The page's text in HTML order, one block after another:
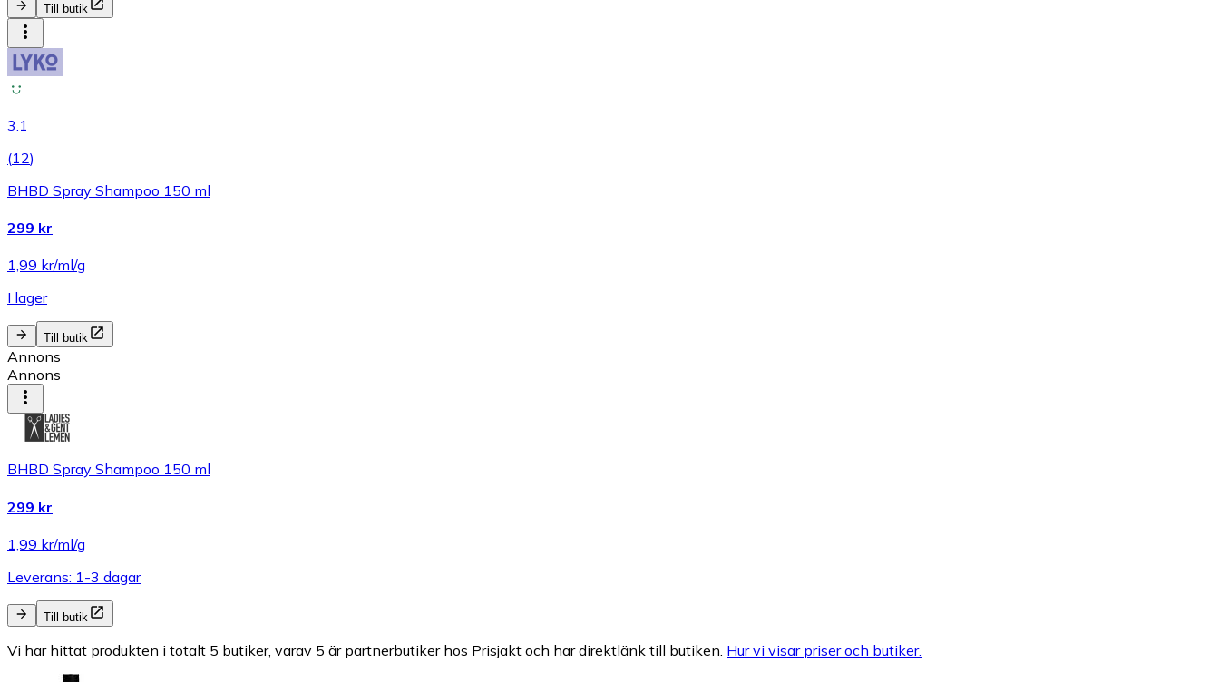
Till butik
3.1
(12)
BHBD Spray Shampoo 150 ml
299 kr
1,99 kr/ml/g
I lager
Till butik
Annons
Annons
BHBD Spray Shampoo 150 ml
299 kr
1,99 kr/ml/g
Leverans: 1-3 dagar
Till butik
Vi har hittat produkten i totalt 5 butiker, varav 5 är partnerbutiker hos Prisjakt och har direktlänk till butiken. Hur vi visar priser och butiker.